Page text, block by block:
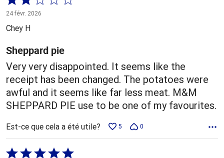
2 sur
5
24 févr. 2026
Chey H
Sheppard pie
Very very disappointed. It seems like the
receipt has been changed. The potatoes were
awful and it seems like far less meat. M&M
SHEPPARD PIE use to be one of my favourites.
Est-ce que cela a été utile? 5 0
Coté